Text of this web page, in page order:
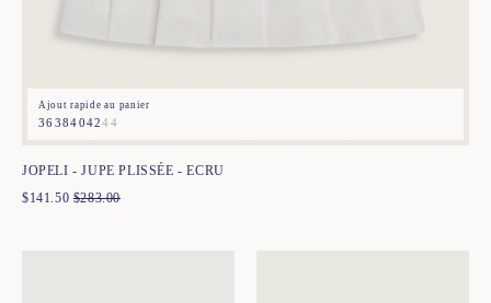
Ajout rapide au panier
3638404244
JOPELI - JUPE PLISSÉE - ECRU
$141.50 $283.00